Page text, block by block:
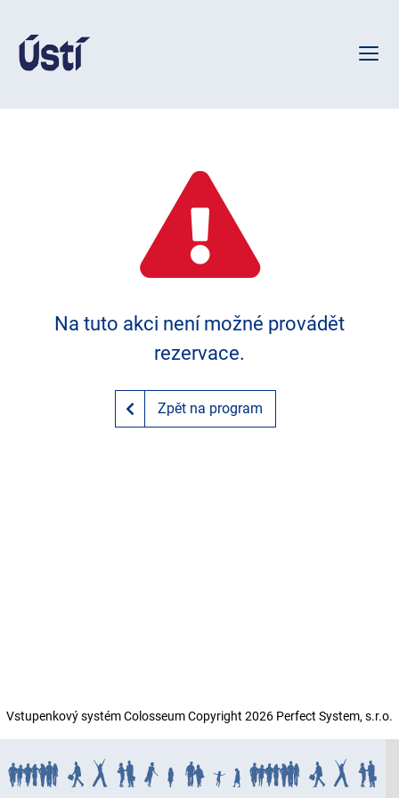
Na tuto akci není možné provádět
rezervace.
Zpět na program
Vstupenkový systém Colosseum Copyright 2026 Perfect System, s.r.o.